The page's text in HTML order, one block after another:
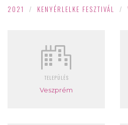
2021 / KENYÉRLELKE FESZTIVÁL /
TELEPÜLÉS
Veszprém